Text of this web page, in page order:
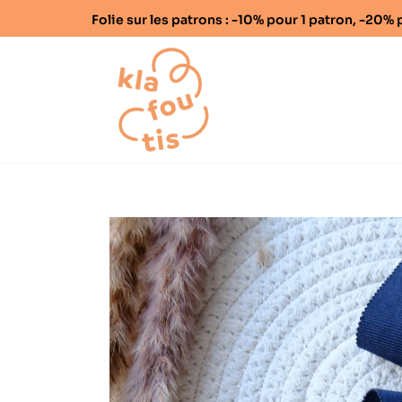
Folie sur les patrons : -10% pour 1 patron, -
Home